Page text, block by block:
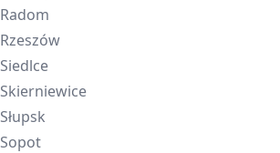
Radom
Rzeszów
Siedlce
Skierniewice
Słupsk
Sopot